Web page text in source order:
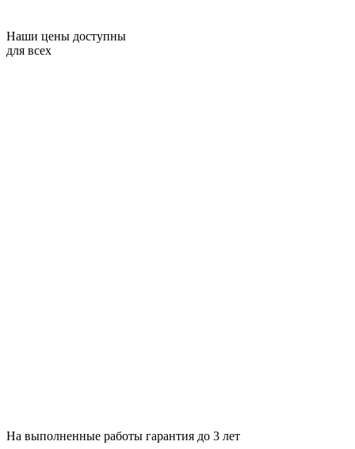
Наши цены доступны
для всех
На выполненные работы гарантия до 3 лет